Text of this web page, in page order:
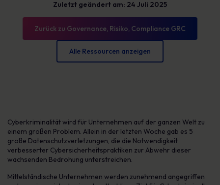
Zuletzt geändert am: 24 Juli 2025
Zurück zu Governance, Risiko, Compliance GRC
Alle Ressourcen anzeigen
Cyberkriminalität wird für Unternehmen auf der ganzen Welt zu
einem großen Problem. Allein in der letzten Woche gab es 5
große Datenschutzverletzungen, die die Notwendigkeit
verbesserter Cybersicherheitspraktiken zur Abwehr dieser
wachsenden Bedrohung unterstreichen.
Mittelständische Unternehmen werden zunehmend angegriffen